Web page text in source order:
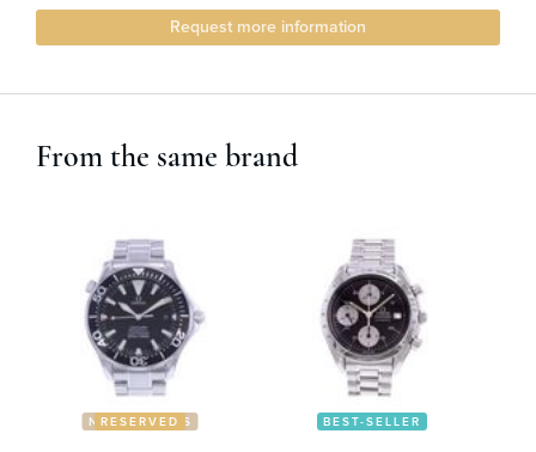
Request more information
From the same brand
NOUVEAUTÉS
RESERVED BEST-SELLER